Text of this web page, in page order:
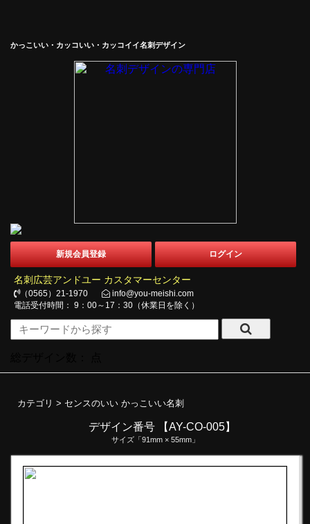
かっこいい・カッコいい・カッコイイ名刺デザイン
新規会員登録 ログイン
名刺広芸アンドユー カスタマーセンター
（0565）21-1970
info@you-meishi.com
電話受付時間： 9：00～17：30（休業日を除く）
カテゴリ > センスのいい かっこいい名刺
デザイン番号 【AY-CO-005】
サイズ「91mm × 55mm」